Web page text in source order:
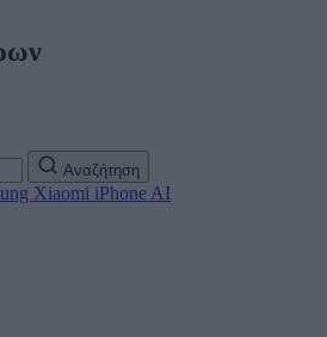
Αναζήτηση
Xiaomi iPhone AI